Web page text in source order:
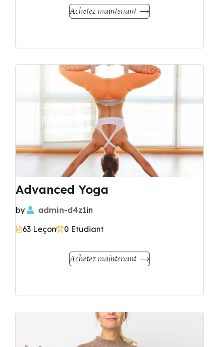
Achetez maintenant
Advanced Yoga
by admin-d4z1in
63 Leçon
0 Etudiant
Achetez maintenant